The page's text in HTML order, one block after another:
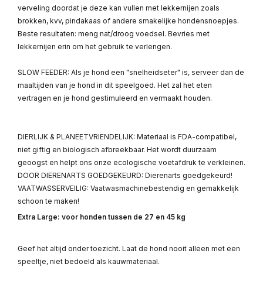
verveling doordat je deze kan vullen met lekkernijen zoals
brokken, kvv, pindakaas of andere smakelijke hondensnoepjes.
Beste resultaten: meng nat/droog voedsel. Bevries met
lekkernijen erin om het gebruik te verlengen.
SLOW FEEDER: Als je hond een "snelheidseter" is, serveer dan de
maaltijden van je hond in dit speelgoed. Het zal het eten
vertragen en je hond gestimuleerd en vermaakt houden.
DIERLIJK & PLANEETVRIENDELIJK: Materiaal is FDA-compatibel,
niet giftig en biologisch afbreekbaar. Het wordt duurzaam
geoogst en helpt ons onze ecologische voetafdruk te verkleinen.
DOOR DIERENARTS GOEDGEKEURD: Dierenarts goedgekeurd!
VAATWASSERVEILIG: Vaatwasmachinebestendig en gemakkelijk
schoon te maken!
Extra Large: voor honden tussen de 27 en 45 kg
Geef het altijd onder toezicht. Laat de hond nooit alleen met een
speeltje, niet bedoeld als kauwmateriaal.